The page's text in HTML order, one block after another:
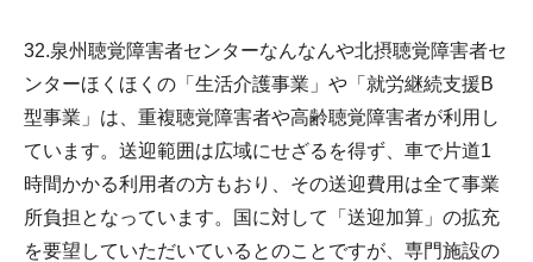
32.泉州聴覚障害者センターなんなんや北摂聴覚障害者セ
ンターほくほくの「生活介護事業」や「就労継続支援B
型事業」は、重複聴覚障害者や高齢聴覚障害者が利用し
ています。送迎範囲は広域にせざるを得ず、車で片道1
時間かかる利用者の方もおり、その送迎費用は全て事業
所負担となっています。国に対して「送迎加算」の拡充
を要望していただいているとのことですが、専門施設の